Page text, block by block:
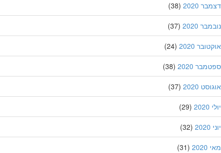
2020
(38)
2020
(37)
2020
(24)
2020
(38)
2020
(37)
(29)
(32)
(31)